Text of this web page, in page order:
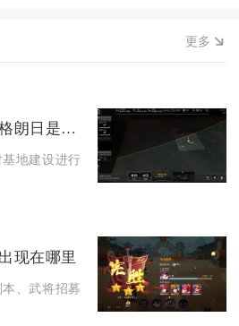
更多
无尽的拉格朗日拉格朗日是否能加速基地建设
地建设进行加速，游戏内提供了多种
现在哪里
、武将招募、限时活动、军团商店及